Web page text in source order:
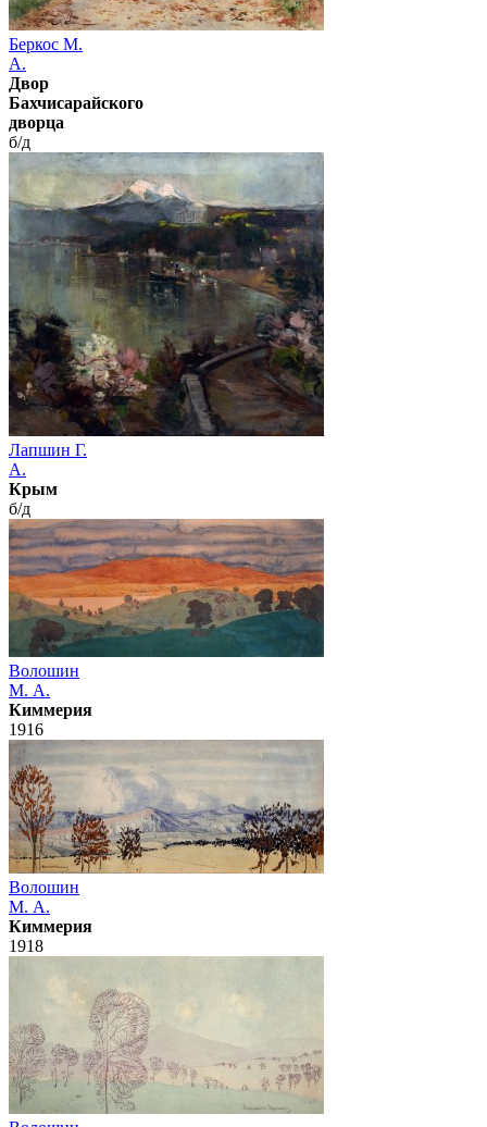
Беркос М.
А.
Двор
Бахчисарайского
дворца
б/д
Лапшин Г.
А.
Крым
б/д
Волошин
М. А.
Киммерия
1916
Волошин
М. А.
Киммерия
1918